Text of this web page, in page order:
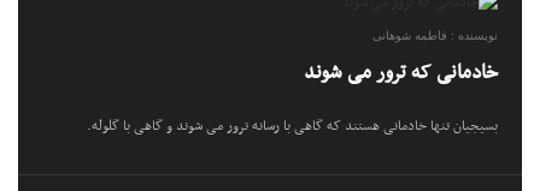
نویسنده : فاطمه شوهانی
خادمانی که ترور می شوند
بسیجیان تنها خادمانی هستند که گاهی با رسانه ترور می شوند و گاهی با گلوله.